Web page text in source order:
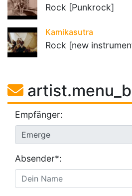
Rock [Punkrock]
Kamikasutra
Rock [new
Empfänger:
Absender*: